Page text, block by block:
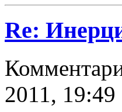
Re:
2011, 19:49